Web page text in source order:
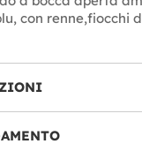
con renne,fiocchi